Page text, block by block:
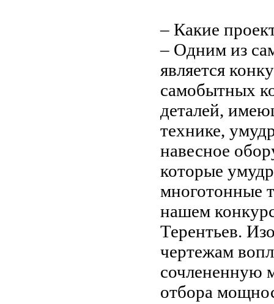
– Какие
– Одним из
является
самобытных
деталей,
технике,
навесное
которые
многотонные
нашем
Терентьев.
чертежам
сочлененную
отбора